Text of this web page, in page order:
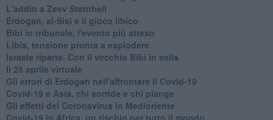
L'addio a ​Zeev Sternhell
Erdogan, al-Sisi e il gioco libico
Bibi in tribunale, l'evento più atteso
Libia, tensione pronta a esplodere
Israele riparte. Con il vecchio Bibi in sella
Il 25 aprile virtuale
Gli errori di Erdogan nell'affrontare il Covid-19
Covid-19 e Asia, chi sorride e chi piange
Gli effetti del Coronavirus in Medioriente
Covid-19 in Africa, un rischio per tutto il mondo